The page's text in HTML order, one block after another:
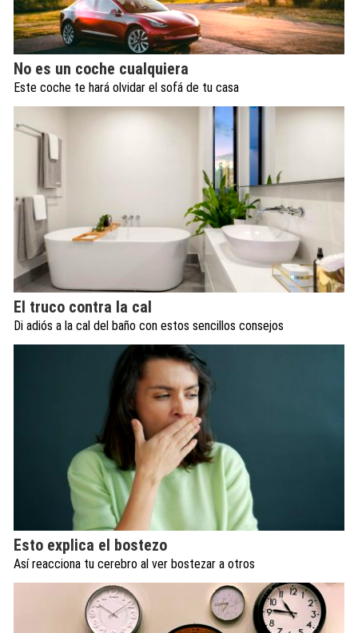
No es un coche cualquiera
Este coche te hará olvidar el sofá de tu casa
El truco contra la cal
Di adiós a la cal del baño con estos sencillos consejos
Esto explica el bostezo
Así reacciona tu cerebro al ver bostezar a otros